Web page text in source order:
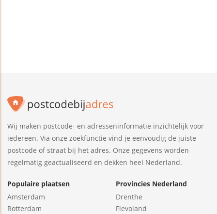
Wij maken postcode- en adresseninformatie inzichtelijk voor
iedereen. Via onze zoekfunctie vind je eenvoudig de juiste
postcode of straat bij het adres. Onze gegevens worden
regelmatig geactualiseerd en dekken heel Nederland.
Populaire plaatsen
Amsterdam
Rotterdam
Provincies Nederland
Drenthe
Flevoland